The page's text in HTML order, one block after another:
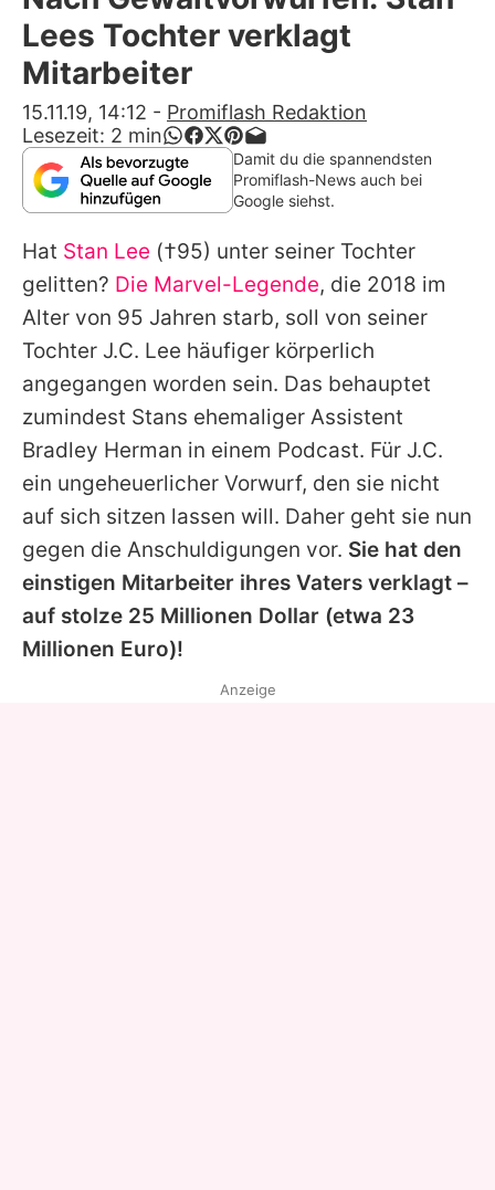
Alle Themen auf Promiflash
App runterladen
Team
Redaktionelle Richtlinien
Impressum
Datenschutzerklärung
Nutzungsbedingungen
Utiq verwalten
Lees Tochter verklagt
Mitarbeiter
15.11.19, 14:12 - Promiflash Redaktion
Lesezeit: 2 min
Damit du die spannendsten
Promiflash-News auch bei
Google siehst.
Hat Stan Lee (†95) unter seiner Tochter
gelitten? Die Marvel-Legende, die 2018 im
Alter von 95 Jahren starb, soll von seiner
Tochter J.C. Lee häufiger körperlich
angegangen worden sein. Das behauptet
zumindest Stans ehemaliger Assistent
Bradley Herman in einem Podcast. Für J.C.
ein ungeheuerlicher Vorwurf, den sie nicht
auf sich sitzen lassen will. Daher geht sie nun
gegen die Anschuldigungen vor. Sie hat den
einstigen Mitarbeiter ihres Vaters verklagt –
auf stolze 25 Millionen Dollar (etwa 23
Millionen Euro)!
Anzeige